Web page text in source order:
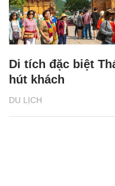
DU LỊCH
Di tích đặc biệt
hút khách